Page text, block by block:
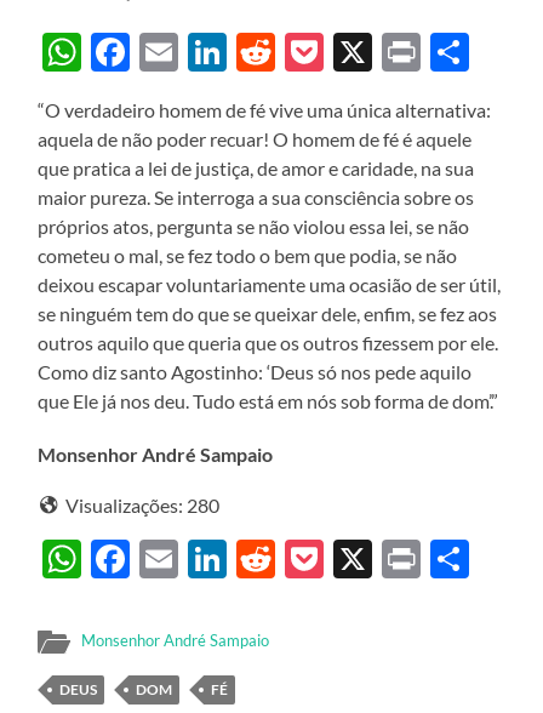
WhatsApp
Facebook
EmailLinkedIn
Reddit
Pocket
X Print
“O verdadeiro homem de fé vive uma única alternativa:
aquela de não poder recuar! O homem de fé é aquele
que pratica a lei de justiça, de amor e caridade, na sua
maior pureza. Se interroga a sua consciência sobre os
próprios atos, pergunta se não violou essa lei, se não
cometeu o mal, se fez todo o bem que podia, se não
deixou escapar voluntariamente uma ocasião de ser útil,
se ninguém tem do que se queixar dele, enfim, se fez aos
outros aquilo que queria que os outros fizessem por ele.
Como diz santo Agostinho: ‘Deus só nos pede aquilo
que Ele já nos deu. Tudo está em nós sob forma de dom’.”
Monsenhor André Sampaio
Visualizações: 280
WhatsApp
Facebook
EmailLinkedIn
Reddit
Pocket
X Print
Monsenhor André Sampaio
DEUS DOM FÉ